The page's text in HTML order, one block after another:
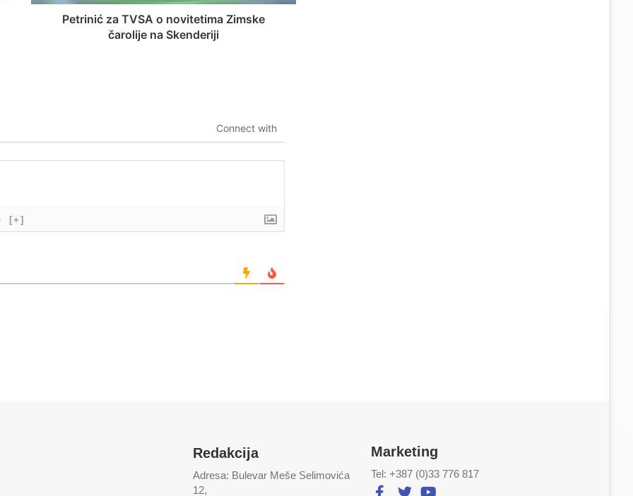
Petrinić za TVSA o novitetima Zimske
čarolije na Skenderiji
Connect with
[+]
Redakcija
Adresa: Bulevar Meše Selimovića
12,
Marketing
Tel: +387 (0)33 776 817